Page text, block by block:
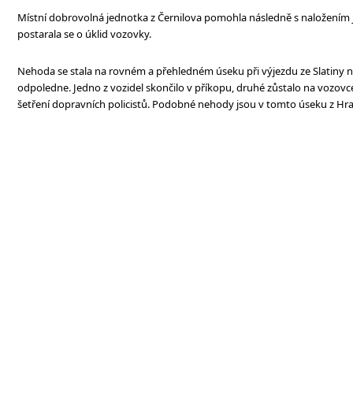
Místní dobrovolná jednotka z Černilova pomohla následně s
postarala se o úklid vozovky.
Nehoda se stala na rovném a přehledném úseku při výjezdu ze Slatiny
odpoledne. Jedno z vozidel skončilo v příkopu, druhé zůstalo na
šetření dopravních policistů. Podobné nehody jsou v tomto úseku z